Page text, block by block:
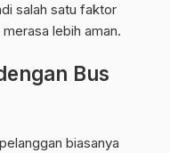
salah satu faktor
lebih aman.
Bus
biasanya